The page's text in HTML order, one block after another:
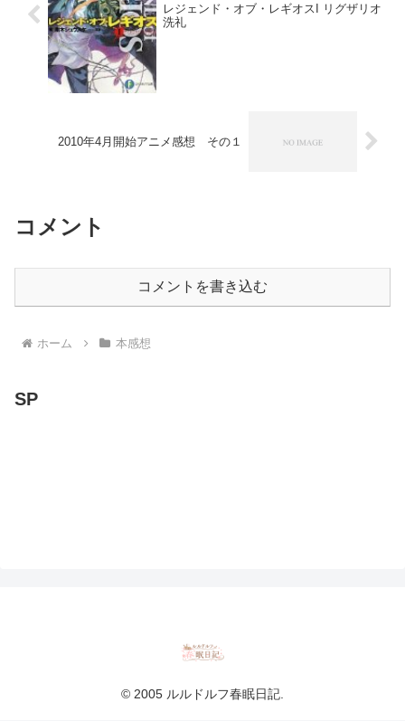
レジェンド・オブ・レギオスI リグザリオ
洗礼
2010年4月開始アニメ感想 その１
コメント
コメントを書き込む
ホーム 本感想
SP
© 2005 ルルドルフ春眠日記.